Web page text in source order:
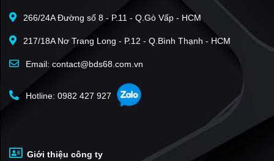
266/24A Đường số 8 - P.11 - Q.Gò Vấp - HCM
217/18A Nơ Trang Long - P.12 - Q.Bình Thạnh - HCM
Email: contact@bds68.com.vn
Hotline: 0982 427 927
Giới thiệu công ty